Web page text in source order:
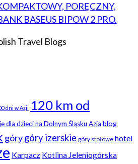
PORĘCZNY,
BASEUS BIPOW 2 PRO.
dni w Azji 120 km od
dla dzieci na Dolnym Śląsku Azja blog
górygóry izerskie góry stołowe hotel
Karpacz Kotlina Jeleniogórska